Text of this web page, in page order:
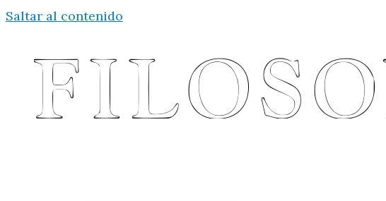
Saltar al contenido